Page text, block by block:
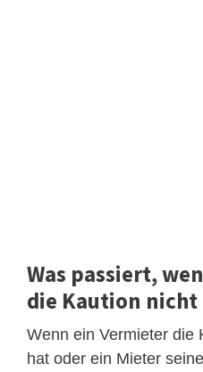
Was passiert,
die Kaution
Wenn ein Vermieter die
hat oder ein Mieter